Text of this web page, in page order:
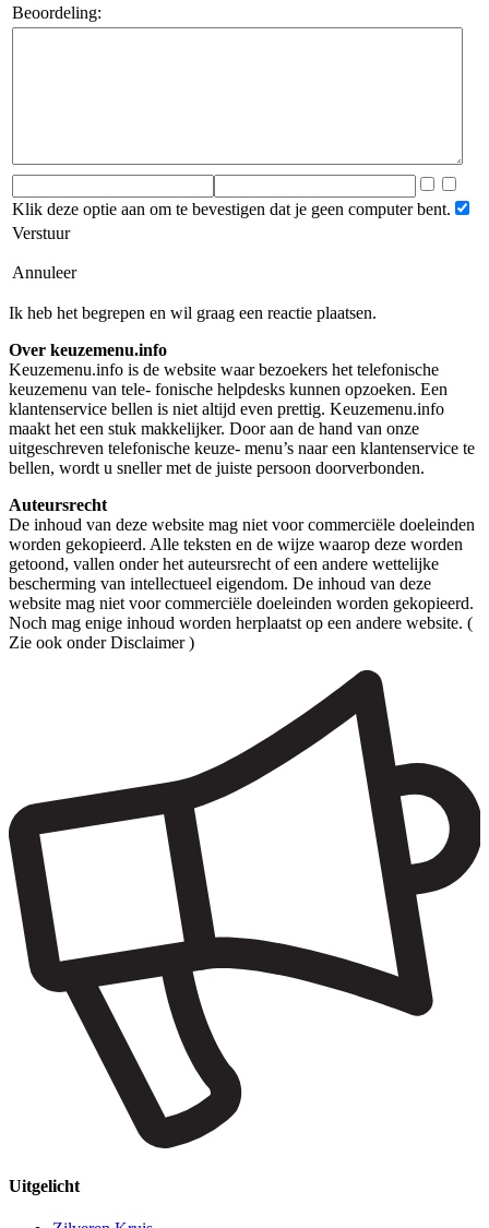
Beoordeling:
Klik deze optie aan om te bevestigen dat je geen computer bent.
Verstuur
Annuleer
Ik heb het begrepen en wil graag een reactie plaatsen.
Over keuzemenu.info
Keuzemenu.info is de website waar bezoekers het telefonische
keuzemenu van tele- fonische helpdesks kunnen opzoeken. Een
klantenservice bellen is niet altijd even prettig. Keuzemenu.info
maakt het een stuk makkelijker. Door aan de hand van onze
uitgeschreven telefonische keuze- menu’s naar een klantenservice te
bellen, wordt u sneller met de juiste persoon doorverbonden.
Auteursrecht
De inhoud van deze website mag niet voor commerciële doeleinden
worden gekopieerd. Alle teksten en de wijze waarop deze worden
getoond, vallen onder het auteursrecht of een andere wettelijke
bescherming van intellectueel eigendom. De inhoud van deze
website mag niet voor commerciële doeleinden worden gekopieerd.
Noch mag enige inhoud worden herplaatst op een andere website. (
Zie ook onder Disclaimer )
Uitgelicht